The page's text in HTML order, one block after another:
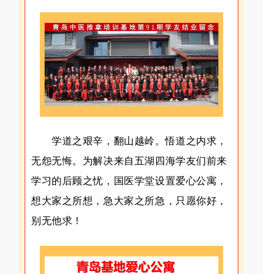
学道之艰辛，翻山越岭。悟道之内求，
无怨无悔。为解决来自五湖四海学友们前来
学习的后顾之忧，国医学堂设置爱心公寓，
想大家之所想，急大家之所急，只愿你好，
别无他求！